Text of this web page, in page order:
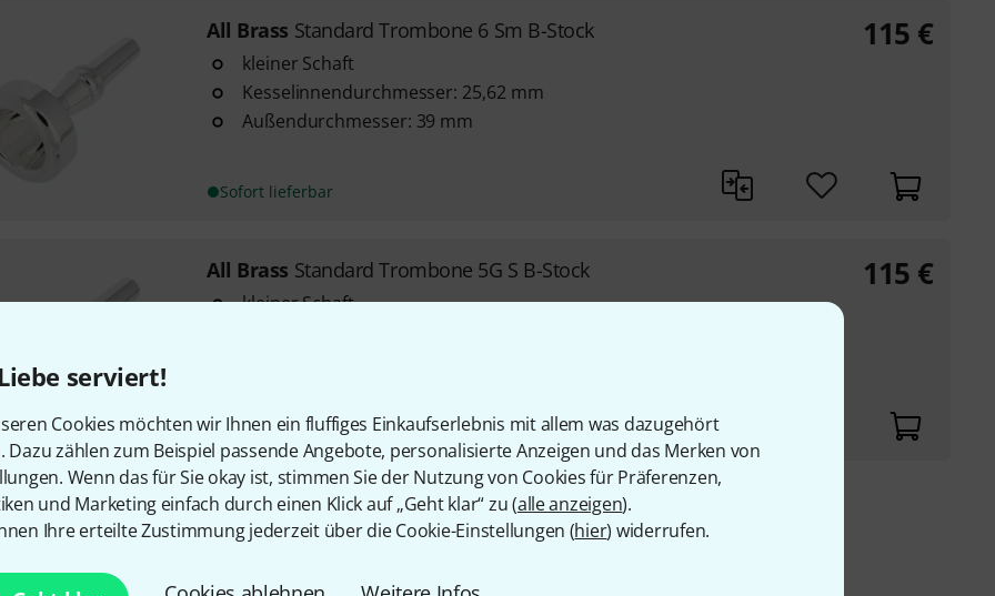
serviert!
Cookies möchten wir Ihnen ein fluffiges Einkaufserlebnis mit allem was dazugehört
Dazu zählen zum Beispiel passende Angebote, personalisierte Anzeigen und das Merken von
Wenn das für Sie okay ist, stimmen Sie der Nutzung von Cookies für Präferenzen,
und Marketing einfach durch einen Klick auf „Geht klar“ zu (alle anzeigen).
Ihre erteilte Zustimmung jederzeit über die Cookie-Einstellungen (hier) widerrufen.
All Brass Standard Trombone 6 Sm B-Stock
kleiner Schaft
Kesselinnendurchmesser: 25,62 mm
Außendurchmesser: 39 mm
Sofort lieferbar
115 €
All Brass Standard Trombone 5G S B-Stock
kleiner Schaft
Sofort lieferbar
115 €
Kostenloser Versand ab 29 €